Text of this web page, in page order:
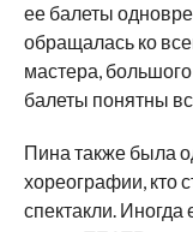
ее балеты
обращалась ко
мастера,
балеты понятны
Пина также была
хореографии, кто
спектакли. Иногда